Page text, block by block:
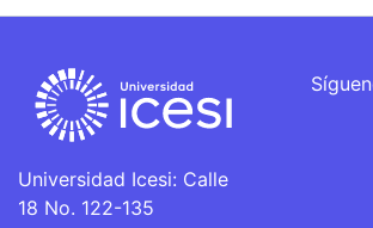
Universidad Icesi: Calle
18 No. 122-135